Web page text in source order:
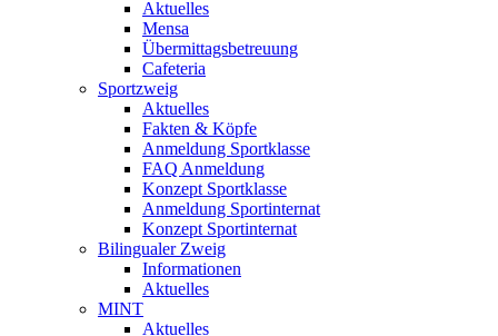
Aktuelles
Mensa
Übermittagsbetreuung
Cafeteria
Sportzweig
Aktuelles
Fakten & Köpfe
Anmeldung Sportklasse
FAQ Anmeldung
Konzept Sportklasse
Anmeldung Sportinternat
Konzept Sportinternat
Bilingualer Zweig
Informationen
Aktuelles
MINT
Aktuelles